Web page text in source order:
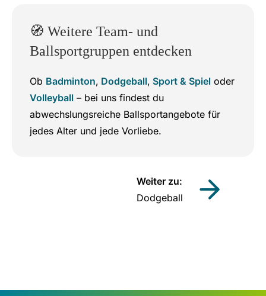
🧭 Weitere Team- und
Ballsportgruppen entdecken
Ob Badminton, Dodgeball, Sport & Spiel oder
Volleyball – bei uns findest du
abwechslungsreiche Ballsportangebote für
jedes Alter und jede Vorliebe.
Weiter zu:
Dodgeball